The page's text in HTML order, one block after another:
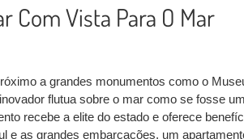
Com Vista Para O Mar
a grandes monumentos como o
flutua sobre o mar como se fosse
recebe a elite do estado e oferece
e as grandes embarcações, um